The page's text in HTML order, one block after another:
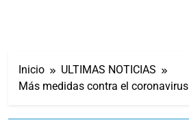
Inicio
ULTIMAS NOTICIAS
Más medidas contra el coronavirus